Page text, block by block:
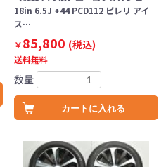
18in 6.5J +44 PCD112 ピレリ アイ
ス…
￥85,800 (税込)
送料無料
数量
カートに入れる